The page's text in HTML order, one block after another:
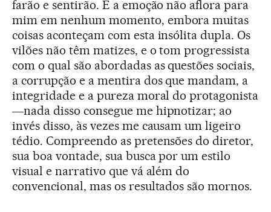
farão e sentirão. E a emoção não aflora para
mim em nenhum momento, embora muitas
coisas aconteçam com esta insólita dupla. Os
vilões não têm matizes, e o tom progressista
com o qual são abordadas as questões sociais,
a corrupção e a mentira dos que mandam, a
integridade e a pureza moral do protagonista
―nada disso consegue me hipnotizar; ao
invés disso, às vezes me causam um ligeiro
tédio. Compreendo as pretensões do diretor,
sua boa vontade, sua busca por um estilo
visual e narrativo que vá além do
convencional, mas os resultados são mornos.